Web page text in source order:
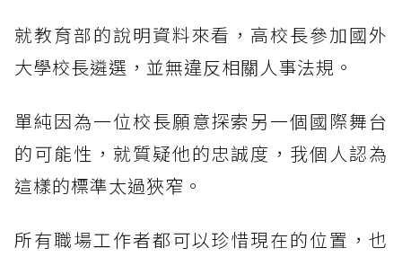
就教育部的說明資料來看，高校長參加國外
大學校長遴選，並無違反相關人事法規。
單純因為一位校長願意探索另一個國際舞台
的可能性，就質疑他的忠誠度，我個人認為
這樣的標準太過狹窄。
所有職場工作者都可以珍惜現在的位置，也